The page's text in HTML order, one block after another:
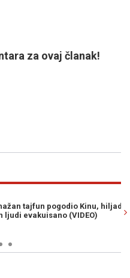
za ovaj članak!
pogodio Kinu, hiljade letova
(VIDEO)